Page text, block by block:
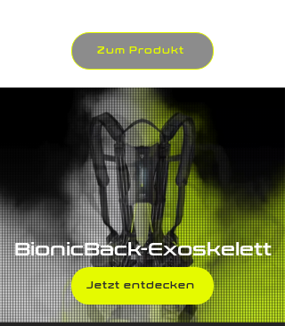
Zum Produkt
BionicBack-Exoskelett
Jetzt entdecken